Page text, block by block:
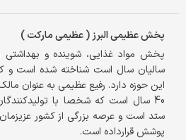
پخش عظیمی البرز ( عظیمی مارکت )
پخش مواد غذایی، شوینده و بهداشتی
سالیان سال است شناخته شده است و
این حوزه دارد. رفیع عظیمی به عنوان
40 سال است که شخصا با
ستد است و عرصه بزرگی از کشور
پوشش قرارداده است.